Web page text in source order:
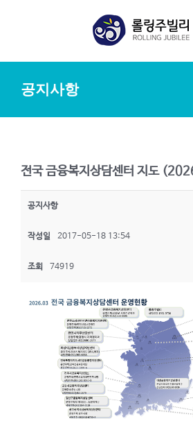
공지사항
전국 금융복지상담센터 지도
공지사항
작성일 2017-05-18 13:54
조회 74919